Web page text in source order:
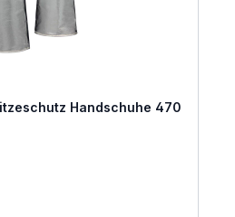
Handschuhe 470